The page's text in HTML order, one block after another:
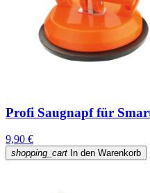
Profi Saugnapf für
9,90 €
shopping_cart In den Warenkorb